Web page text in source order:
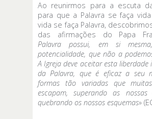
Ao reunirmos para a escuta
para que a Palavra se faça
vida se faça Palavra,
das afirmações do Papa
Palavra possui, em si
potencialidade, que não a
A Igreja deve aceitar esta liberdade
da Palavra, que é eficaz a seu
formas tão variadas que
escapam, superando as nossas
quebrando os nossos esquemas»